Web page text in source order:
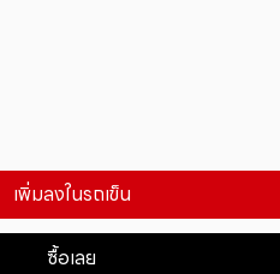
เพิ่มลงในรถเข็น
ซื้อเลย